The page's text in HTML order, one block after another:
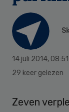
14 juli 2014, 08:51
29 keer gelezen
Zeven